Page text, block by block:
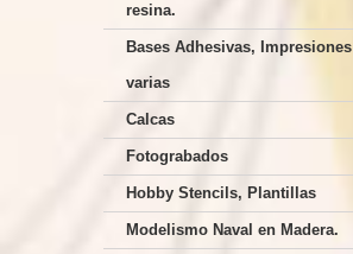
resina.
Bases Adhesivas, Impresiones
varias
Calcas
Fotograbados
Hobby Stencils, Plantillas
Modelismo Naval en Madera.